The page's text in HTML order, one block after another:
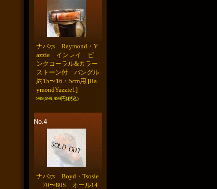
ナバホ Raymond・Y
azzie インレイ ピ
ンクコーラル&カラー
ストーン付 バングル
約15〜16・5cm用 [Ra
ymondYazzie1]
999,999,999円(税込)
No.4
ナバホ Boyd・Tsosie
70〜80S オール14